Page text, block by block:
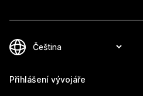
Přihlášení vývojáře